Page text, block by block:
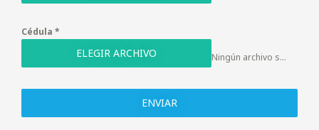
Cédula *
ELEGIR ARCHIVO Ningún archivo seleccionado
ENVIAR